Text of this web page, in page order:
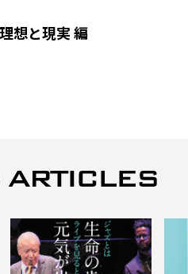
想と現実 編